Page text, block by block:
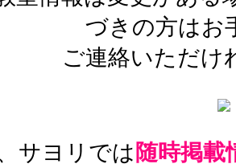
づきの方はお
ご連絡いただけ
サヨリでは 随時掲載